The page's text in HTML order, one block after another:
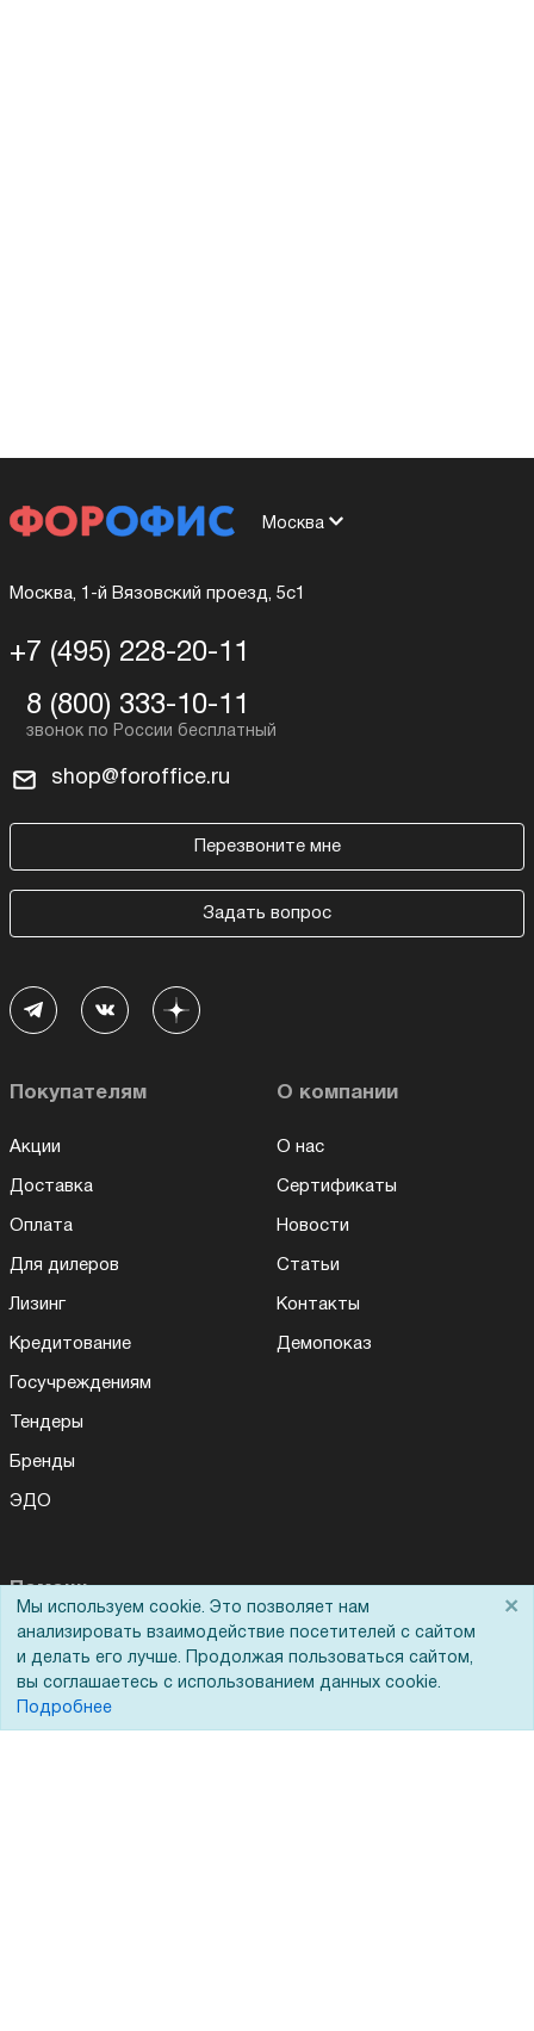
Москва
Москва, 1-й Вязовский проезд, 5с1
+7 (495) 228-20-11
8 (800) 333-10-11
shop@foroffice.ru
Перезвоните мне
Задать вопрос
Покупателям
Акции
Доставка
Оплата
Для дилеров
Лизинг
Кредитование
Госучреждениям
Тендеры
Бренды
ЭДО
О компании
О нас
Сертификаты
Новости
Статьи
Контакты
Демопоказ
Помощь
Вопрос-ответ
Реквизиты
Гарантии и возврат
Мы используем cookie. Это позволяет нам
анализировать взаимодействие посетителей с сайтом
и делать его лучше. Продолжая пользоваться сайтом,
вы соглашаетесь с использованием данных cookie.
Подробнее
×